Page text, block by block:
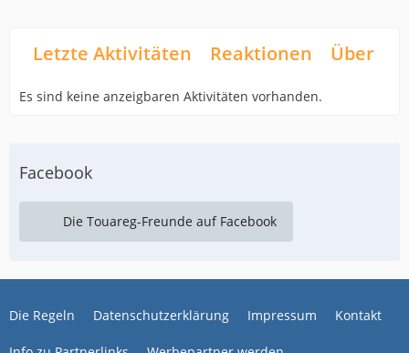
Letzte Aktivitäten Reaktionen Über
Es sind keine anzeigbaren Aktivitäten vorhanden.
Facebook
Die Touareg-Freunde auf Facebook
Die Regeln Datenschutzerklärung Impressum Kontakt